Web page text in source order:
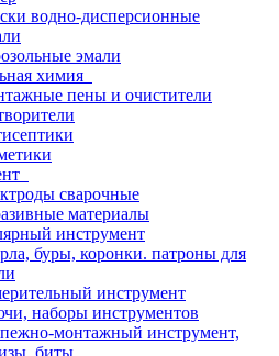
водно-дисперсионные
эмали
химия
пены и очистители
сварочные
материалы
инструмент
буры, коронки. патроны для
инструмент
наборы инструментов
монтажный инструмент,
биты